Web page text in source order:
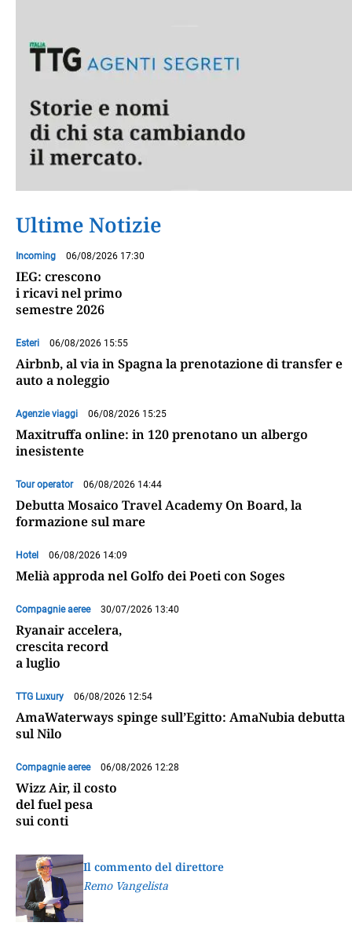
Ultime Notizie
Incoming 06/08/2026 17:30
IEG: crescono
i ricavi nel primo
semestre 2026
Esteri 06/08/2026 15:55
Airbnb, al via in Spagna la prenotazione di transfer e
auto a noleggio
Agenzie viaggi 06/08/2026 15:25
Maxitruffa online: in 120 prenotano un albergo
inesistente
Tour operator 06/08/2026 14:44
Debutta Mosaico Travel Academy On Board, la
formazione sul mare
Hotel 06/08/2026 14:09
Melià approda nel Golfo dei Poeti con Soges
Compagnie aeree 30/07/2026 13:40
Ryanair accelera,
crescita record
a luglio
TTG Luxury 06/08/2026 12:54
AmaWaterways spinge sull’Egitto: AmaNubia debutta
sul Nilo
Compagnie aeree 06/08/2026 12:28
Wizz Air, il costo
del fuel pesa
sui conti
Il commento del direttore
Remo Vangelista